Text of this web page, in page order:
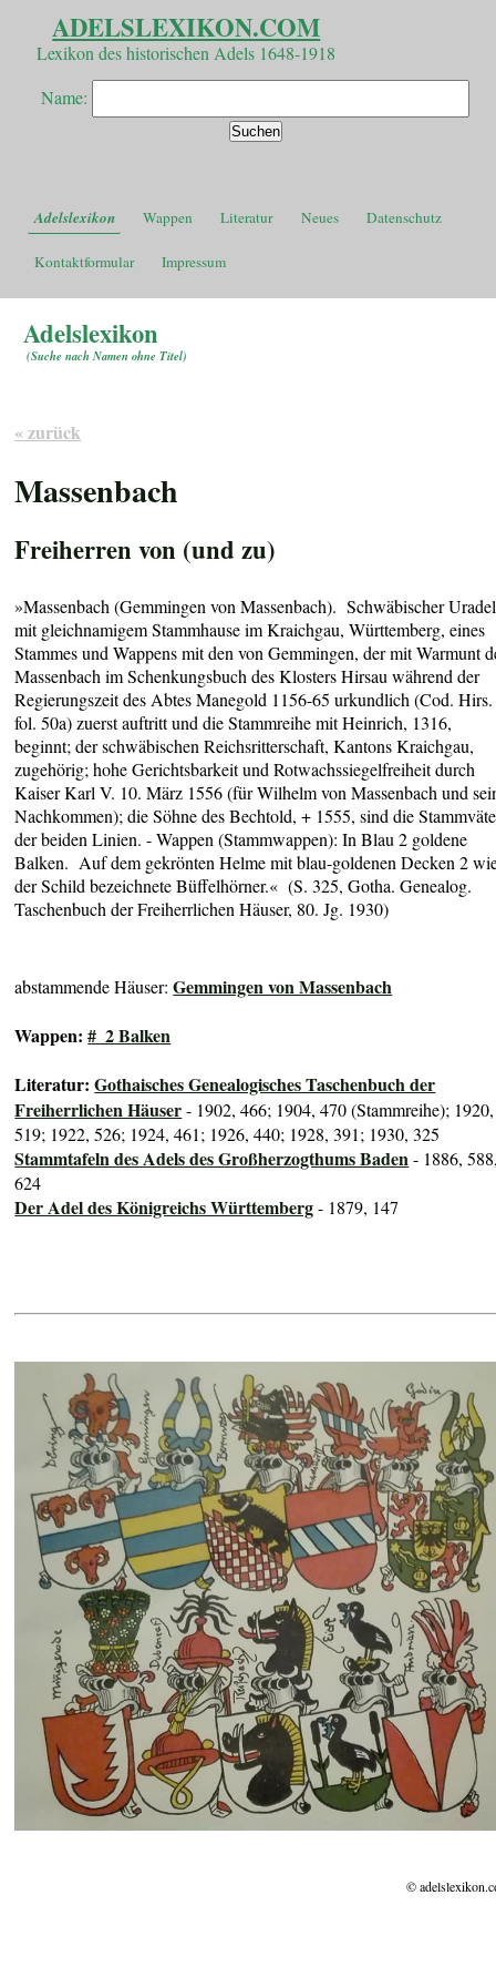
ADELSLEXIKON.COM
Lexikon des historischen Adels 1648-1918
Name:
Adelslexikon Wappen Literatur Neues Datenschutz
Kontaktformular Impressum
Adelslexikon
(Suche nach Namen ohne Titel)
« zurück
Massenbach
Freiherren von (und zu)
»Massenbach (Gemmingen von Massenbach). Schwäbischer Uradel
mit gleichnamigem Stammhause im Kraichgau, Württemberg, eines
Stammes und Wappens mit den von Gemmingen, der mit Warmunt
Massenbach im Schenkungsbuch des Klosters Hirsau während der
Regierungszeit des Abtes Manegold 1156-65 urkundlich (Cod. Hirs.
fol. 50a) zuerst auftritt und die Stammreihe mit Heinrich, 1316,
beginnt; der schwäbischen Reichsritterschaft, Kantons Kraichgau,
zugehörig; hohe Gerichtsbarkeit und Rotwachssiegelfreiheit durch
Kaiser Karl V. 10. März 1556 (für Wilhelm von Massenbach und
Nachkommen); die Söhne des Bechtold, + 1555, sind die
der beiden Linien. - Wappen (Stammwappen): In Blau 2 goldene
Balken. Auf dem gekrönten Helme mit blau-goldenen Decken 2
der Schild bezeichnete Büffelhörner.« (S. 325, Gotha. Genealog.
Taschenbuch der Freiherrlichen Häuser, 80. Jg. 1930)
abstammende Häuser:Gemmingen von Massenbach
Wappen:#_2 Balken
Literatur:Gothaisches Genealogisches Taschenbuch der
Freiherrlichen Häuser- 1902, 466; 1904, 470 (Stammreihe); 1920,
519; 1922, 526; 1924, 461; 1926, 440; 1928, 391; 1930, 325
Stammtafeln des Adels des Großherzogthums Baden- 1886,
624
Der Adel des Königreichs Württemberg- 1879, 147
©